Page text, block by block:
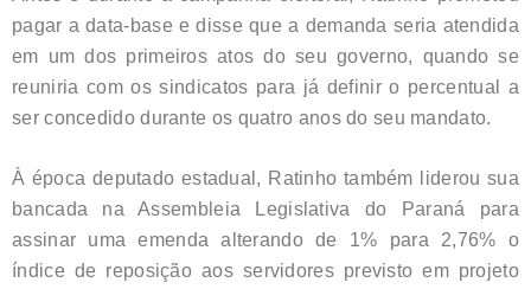
pagar a data-base e disse que a demanda seria atendida
em um dos primeiros atos do seu governo, quando se
reuniria com os sindicatos para já definir o percentual a
ser concedido durante os quatro anos do seu mandato.
À época deputado estadual, Ratinho também liderou sua
bancada na Assembleia Legislativa do Paraná para
assinar uma emenda alterando de 1% para 2,76% o
índice de reposição aos servidores previsto em projeto